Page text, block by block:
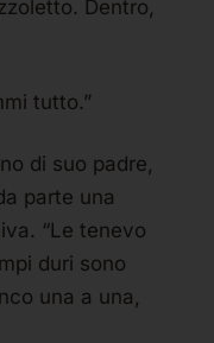
Dentro,
tutto.”
di suo padre,
parte una
“Le tenevo
duri sono
una a una,